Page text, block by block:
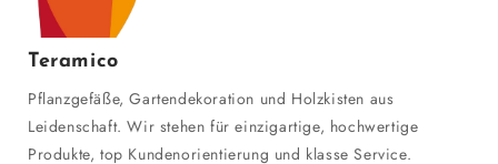
Teramico
Pflanzgefäße, Gartendekoration und Holzkisten aus
Leidenschaft. Wir stehen für einzigartige, hochwertige
Produkte, top Kundenorientierung und klasse Service.